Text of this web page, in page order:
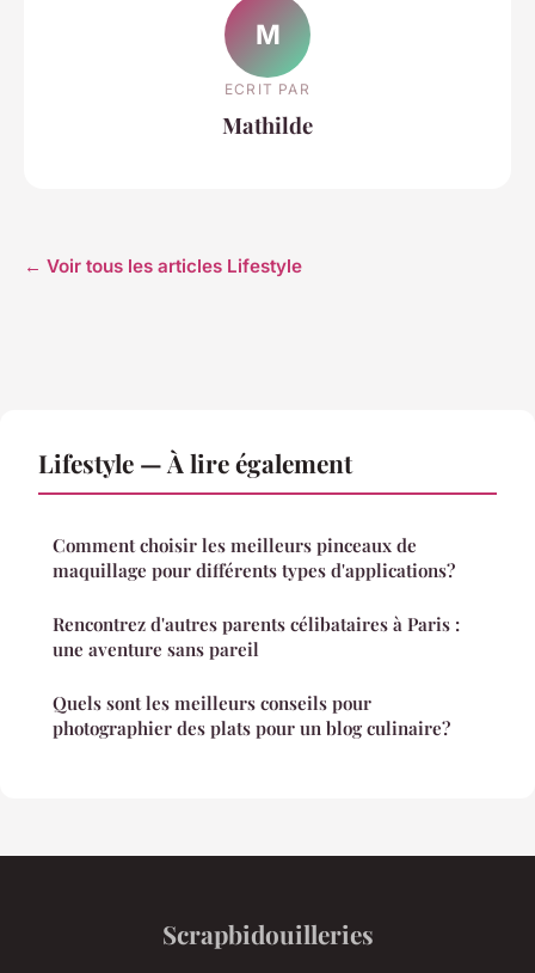
M
ECRIT PAR
Mathilde
← Voir tous les articles Lifestyle
Lifestyle — À lire également
Comment choisir les meilleurs pinceaux de
maquillage pour différents types d'applications?
Rencontrez d'autres parents célibataires à Paris :
une aventure sans pareil
Quels sont les meilleurs conseils pour
photographier des plats pour un blog culinaire?
Scrapbidouilleries